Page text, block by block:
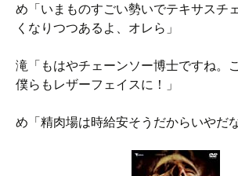
め「いまものすごい勢いでテキサスチ
くなりつつあるよ、オレら」
滝「もはやチェーンソー博士ですね。
僕らもレザーフェイスに！」
め「精肉場は時給安そうだからいやだな